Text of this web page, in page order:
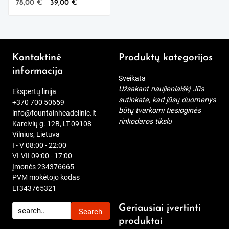
78,00€
Original
39,00€
Kontaktinė
informacija
Ekspertų linija
+370 700 50659
info@fountainheadclinic.lt
Kareivių g. 12B, LT-09108
Vilnius, Lietuva
I - V 08:00 - 22:00
VI-VII 09:00 - 17:00
Įmonės 234376665
PVM mokėtojo kodas
LT343765321
Produktų kategorijos
Sveikata
Užsakant naujienlaiškį Jūs
sutinkate, kad jūsų duomenys
būtų tvarkomi tiesioginės
rinkodaros tikslu
Geriausiai įvertinti
produktai